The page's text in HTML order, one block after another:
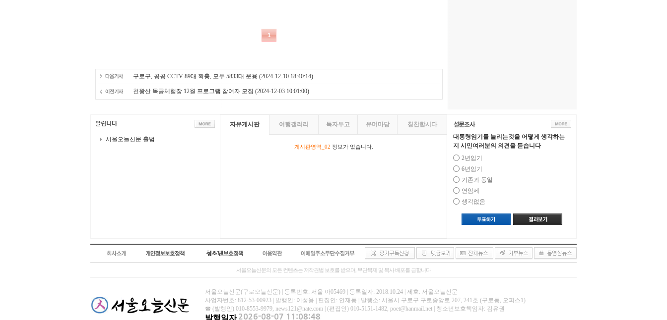
구로구, 공공 CCTV 89대 확충, 모두 5833대 운용 (2024-12-10 18:40:14)
천왕산 목공체험장 12월 프로그램 참여자 모집 (2024-12-03 10:01:00)
서울오늘신문 출범
자유게시판 여행갤러리 독자투고 유머마당 칭찬합시다
게시판영역_02 정보가 없습니다.
대통령임기를 늘리는것을 어떻게 생각하는
지 시민여러분의 의견을 듣습니다
2년임기
6년임기
기존과 동일
연임제
생각없음
서울오늘신문의 모든 컨텐츠는 저작권법 보호를 받으며, 무단복제 및 복사 배포를 금합니다
서울오늘신문(구로오늘신문) | 등록번호: 서울 아05469 | 등록일자: 2018.10.24 | 제호: 서울오늘신문
사업자번호: 812-53-00923 | 발행인: 이성용 | 편집인: 안재동 | 발행소: 서울시 구로구 구로중앙로 207, 241호 (구로동, 오퍼스1)
☎ (발행인) 010-8553-9979, news121@nate.com | (편집인) 010-5151-1482, poet@hanmail.net | 청소년보호책임자: 김유권
발행일자